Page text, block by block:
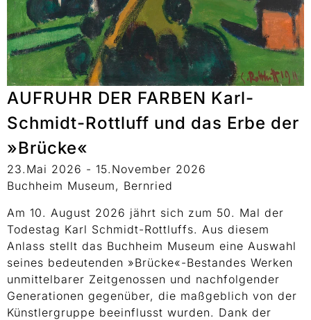
AUFRUHR DER FARBEN Karl-
Schmidt-Rottluff und das Erbe der
»Brücke«
23.Mai 2026 - 15.November 2026
Buchheim Museum, Bernried
Am 10. August 2026 jährt sich zum 50. Mal der
Todestag Karl Schmidt-Rottluffs. Aus diesem
Anlass stellt das Buchheim Museum eine Auswahl
seines bedeutenden »Brücke«-Bestandes Werken
unmittelbarer Zeitgenossen und nachfolgender
Generationen gegenüber, die maßgeblich von der
Künstlergruppe beeinflusst wurden. Dank der